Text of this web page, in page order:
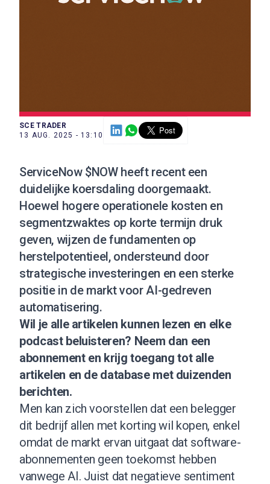
SCE TRADER
13 AUG. 2025 - 13:10
ServiceNow $NOW heeft recent een
duidelijke koersdaling doorgemaakt.
Hoewel hogere operationele kosten en
segmentzwaktes op korte termijn druk
geven, wijzen de fundamenten op
herstelpotentieel, ondersteund door
strategische investeringen en een sterke
positie in de markt voor AI-gedreven
automatisering.
Wil je alle artikelen kunnen lezen en elke
podcast beluisteren? Neem dan een
abonnementen krijg toegang tot alle
artikelen en de database met duizenden
berichten.
Men kan zich voorstellen dat een belegger
dit bedrijf allen met korting wil kopen, enkel
omdat de markt ervan uitgaat dat software-
abonnementen geen toekomst hebben
vanwege AI. Juist dat negatieve sentiment